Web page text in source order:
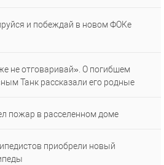
и побеждай в новом ФОКе
не отговаривай». О погибшем
Танк рассказали его родные
пожар в расселенном доме
приобрели новый